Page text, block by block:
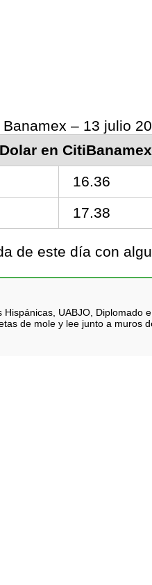
– 13 julio
en
16.36
17.38
de este día con
UABJO,
de mole y lee junto a muros